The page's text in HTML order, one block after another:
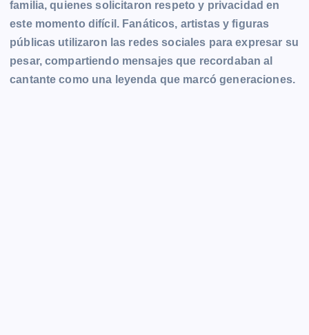
familia, quienes solicitaron respeto y privacidad en
este momento difícil. Fanáticos, artistas y figuras
públicas utilizaron las redes sociales para expresar su
pesar, compartiendo mensajes que recordaban al
cantante como una leyenda que marcó generaciones.